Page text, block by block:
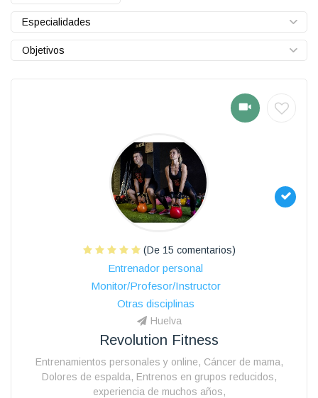
Especialidades
Objetivos
(De 15 comentarios)
Entrenador personal
Monitor/Profesor/Instructor
Otras disciplinas
Huelva
Revolution Fitness
Entrenamientos personales y online, Cáncer de mama,
Dolores de espalda, Entrenos en grupos reducidos,
experiencia de muchos años,